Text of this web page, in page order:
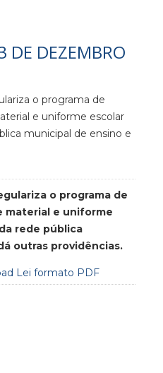
DE DEZEMBRO
o programa de
e uniforme escolar
municipal de ensino e
o programa de
material e uniforme
rede pública
outras providências.
Lei formato PDF